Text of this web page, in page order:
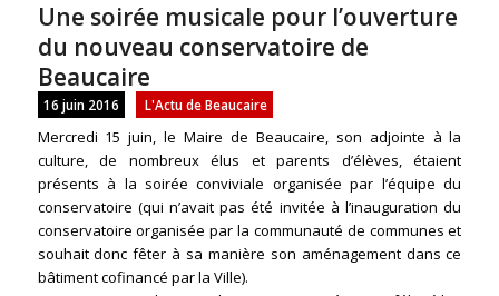
Une soirée musicale pour l’ouverture
du nouveau conservatoire de
Beaucaire
16 juin 2016 L'Actu de Beaucaire
Mercredi 15 juin, le Maire de Beaucaire, son adjointe à la
culture, de nombreux élus et parents d’élèves, étaient
présents à la soirée conviviale organisée par l’équipe du
conservatoire (qui n’avait pas été invitée à l’inauguration du
conservatoire organisée par la communauté de communes et
souhait donc fêter à sa manière son aménagement dans ce
bâtiment cofinancé par la Ville).